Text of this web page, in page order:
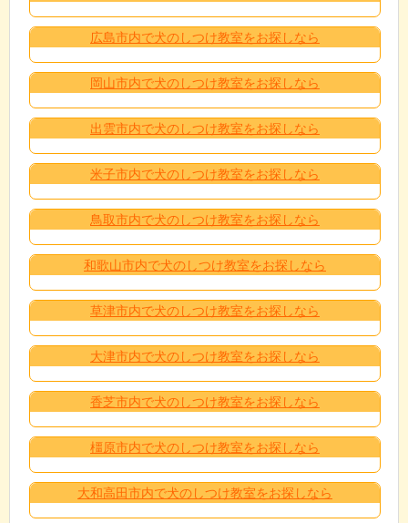
広島市内で犬のしつけ教室をお探しなら
岡山市内で犬のしつけ教室をお探しなら
出雲市内で犬のしつけ教室をお探しなら
米子市内で犬のしつけ教室をお探しなら
鳥取市内で犬のしつけ教室をお探しなら
和歌山市内で犬のしつけ教室をお探しなら
草津市内で犬のしつけ教室をお探しなら
大津市内で犬のしつけ教室をお探しなら
香芝市内で犬のしつけ教室をお探しなら
橿原市内で犬のしつけ教室をお探しなら
大和高田市内で犬のしつけ教室をお探しなら